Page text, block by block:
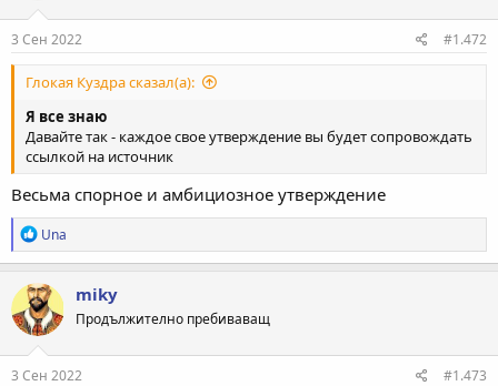
3 Сен 2022 #1.472
Глокая Куздра сказал(а):
Я все знаю
Давайте так - каждое свое утверждение вы будет сопровождать
ссылкой на источник
Весьма спорное и амбициозное утверждение
Р
е
а
к
ц
и
и
:
Una
miky
Продължително пребиваващ
3 Сен 2022 #1.473